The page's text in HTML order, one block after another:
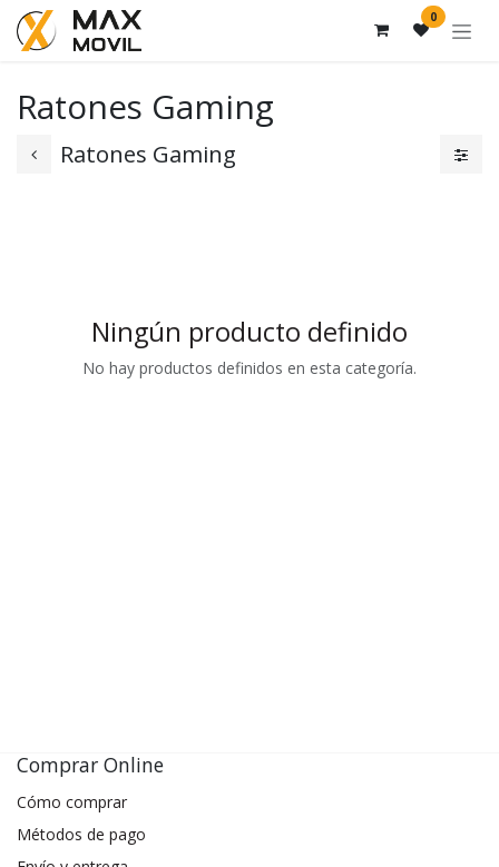
Ir al contenido 0
Ratones Gaming
Ratones Gaming
Ningún producto definido
No hay productos definidos en esta categoría.
Comprar Online
Cómo comprar
Métodos de pago